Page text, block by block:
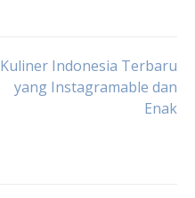
Kuliner Indonesia Terbaru
yang Instagramable dan
Enak